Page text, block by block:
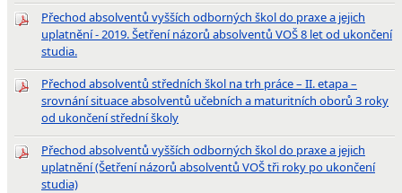
Přechod absolventů vyšších odborných škol do praxe a jejich
uplatnění - 2019. Šetření názorů absolventů VOŠ 8 let od ukončení
studia.
Přechod absolventů středních škol na trh práce – II. etapa –
srovnání situace absolventů učebních a maturitních oborů 3 roky
od ukončení střední školy
Přechod absolventů vyšších odborných škol do praxe a jejich
uplatnění (Šetření názorů absolventů VOŠ tři roky po ukončení
studia)